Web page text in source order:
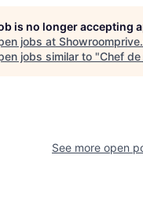
is no longer accepting
jobs at
jobs similar to "Chef
See more open